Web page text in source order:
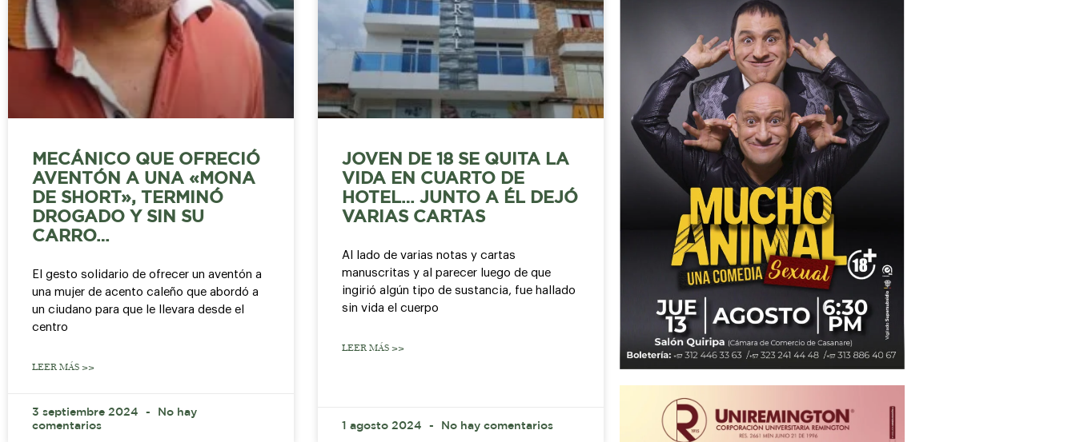
MECÁNICO QUE OFRECIÓ
AVENTÓN A UNA «MONA
DE SHORT», TERMINÓ
DROGADO Y SIN SU
CARRO…
El gesto solidario de ofrecer un aventón a
una mujer de acento caleño que abordó a
un ciudano para que le llevara desde el
centro
LEER MÁS >>
3 septiembre 2024
No hay
comentarios
JOVEN DE 18 SE QUITA LA
VIDA EN CUARTO DE
HOTEL… JUNTO A ÉL DEJÓ
VARIAS CARTAS
Al lado de varias notas y cartas
manuscritas y al parecer luego de que
ingirió algún tipo de sustancia, fue hallado
sin vida el cuerpo
LEER MÁS >>
1 agosto 2024 No hay comentarios